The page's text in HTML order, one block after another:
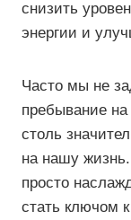
снизить
энергии и
Часто мы не
пребывание
столь
на нашу
просто
стать ключом